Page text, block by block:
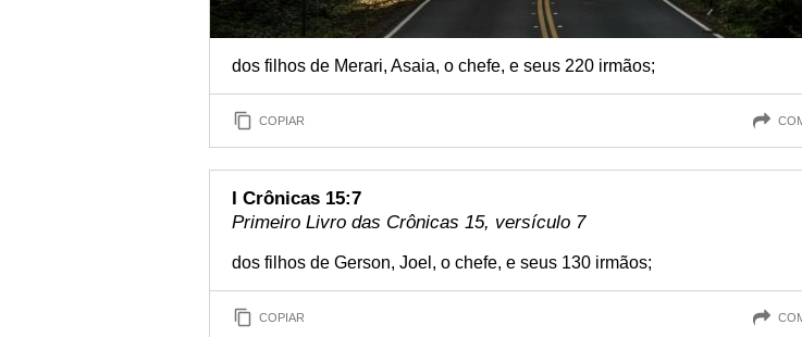
dos filhos de Merari, Asaia, o chefe, e seus 220 irmãos;
COPIAR
I Crônicas 15:7
Primeiro Livro das Crônicas 15, versículo 7
dos filhos de Gerson, Joel, o chefe, e seus 130 irmãos;
COPIAR